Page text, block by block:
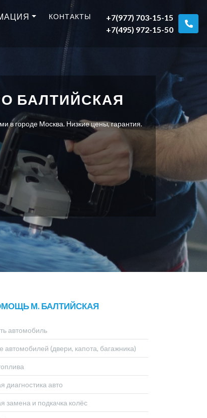
КОНТАКТЫ
+7(977) 703-15-15
+7(495) 972-15-50
БАЛТИЙСКАЯ
в городе Москва. Низкие цены, гарантия.
М. БАЛТИЙСКАЯ
автомобиль
автомобилей (двери, капота, багажника)
диагностика авто
замена и подкачка колёс